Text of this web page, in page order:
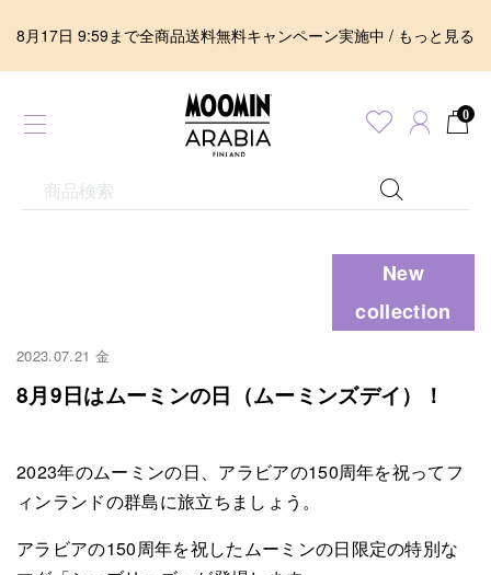
8月17日 9:59まで全商品送料無料キャンペーン実施中 / もっと見る
0
New
collection
2023.07.21 金
8月9日はムーミンの日（ムーミンズデイ）！
2023年のムーミンの日、アラビアの150周年を祝ってフ
ィンランドの群島に旅立ちましょう。
アラビアの150周年を祝したムーミンの日限定の特別な